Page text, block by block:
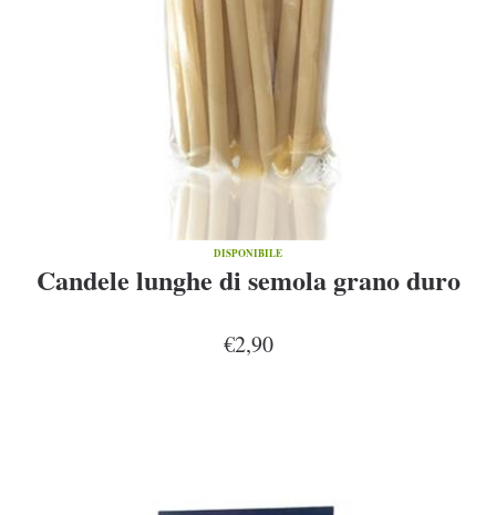
DISPONIBILE
Candele lunghe di semola grano duro
€2,90